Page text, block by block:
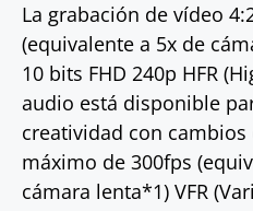
La grabación de vídeo
(equivalente a 5x de
10 bits FHD 240p HFR
audio está disponible
creatividad con cambios
máximo de 300fps
cámara lenta*1) VFR